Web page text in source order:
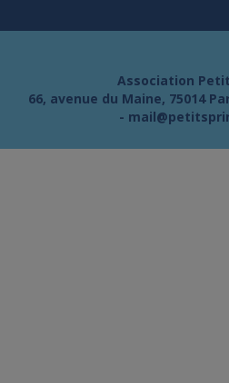
Association
66, avenue du Maine, 75014
-